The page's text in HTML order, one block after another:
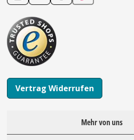
Vertrag Widerrufen
Mehr von uns